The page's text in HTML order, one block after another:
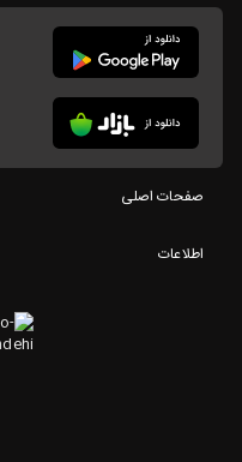
صفحات اصلی
اطلاعات